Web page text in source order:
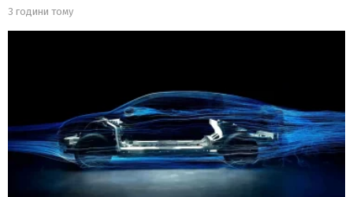
3 години тому